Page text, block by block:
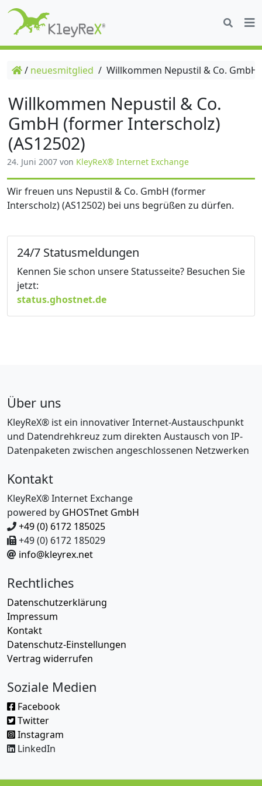
/ neuesmitglied / Willkommen Nepustil & Co.
Willkommen Nepustil & Co.
GmbH (former Interscholz)
(AS12502)
24. Juni 2007 von KleyReX® Internet Exchange
Wir freuen uns Nepustil & Co. GmbH (former
Interscholz) (AS12502) bei uns begrüßen zu dürfen.
24/7 Statusmeldungen
Kennen Sie schon unsere Statusseite? Besuchen Sie
jetzt:
status.ghostnet.de
Über uns
KleyReX® ist ein innovativer Internet-Austauschpunkt
und Datendrehkreuz zum direkten Austausch von IP-
Datenpaketen zwischen angeschlossenen Netzwerken
Kontakt
KleyReX® Internet Exchange
powered by GHOSTnet GmbH
+49 (0) 6172 185025
+49 (0) 6172 185029
info@kleyrex.net
Rechtliches
Datenschutzerklärung
Impressum
Kontakt
Datenschutz-Einstellungen
Vertrag widerrufen
Soziale Medien
Facebook
Twitter
Instagram
LinkedIn